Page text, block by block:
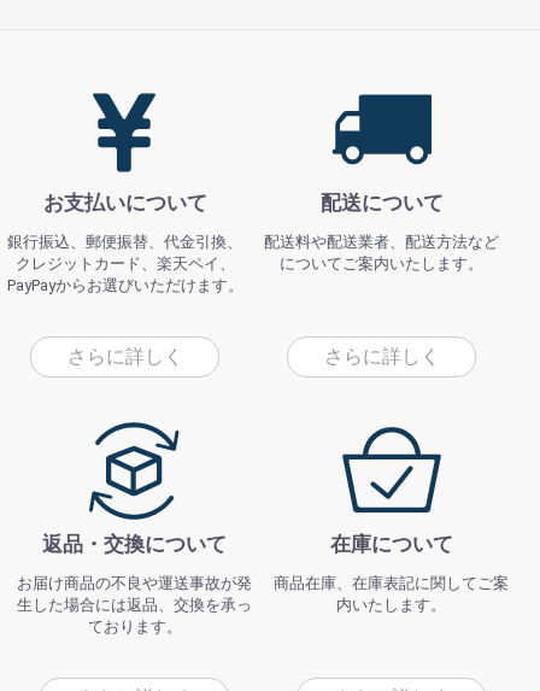
お支払いについて
銀行振込、郵便振替、代金引換、
クレジットカード、楽天ペイ、
PayPayからお選びいただけます。
さらに詳しく
配送について
配送料や配送業者、配送方法など
についてご案内いたします。
さらに詳しく
返品・交換について
お届け商品の不良や運送事故が発
生した場合には返品、交換を承っ
ております。
在庫について
商品在庫、在庫表記に関してご案
内いたします。